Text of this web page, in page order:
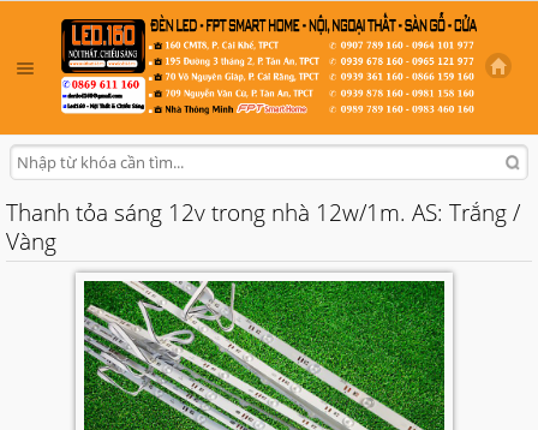
Thanh tỏa sáng 12v trong nhà 12w/1m. AS: Trắng /
Vàng